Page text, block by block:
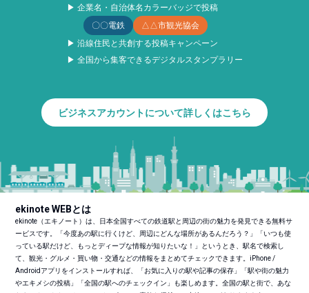
▶ 企業名・自治体名カラーバッジで投稿
〇〇電鉄
△△市観光協会
▶ 沿線住民と共創する投稿キャンペーン
▶ 全国から集客できるデジタルスタンプラリー
ビジネスアカウントについて詳しくはこちら
ekinote WEBとは
ekinote（エキノート）は、日本全国すべての鉄道駅と周辺の街の魅力を発見できる無料サ
ービスです。「今度あの駅に行くけど、周辺にどんな場所があるんだろう？」「いつも使
っている駅だけど、もっとディープな情報が知りたいな！」というとき、駅名で検索し
て、観光・グルメ・買い物・交通などの情報をまとめてチェックできます。iPhone /
Androidアプリをインストールすれば、「お気に入りの駅や記事の保存」「駅や街の魅力
やエキメシの投稿」「全国の駅へのチェックイン」も楽しめます。全国の駅と街で、あな